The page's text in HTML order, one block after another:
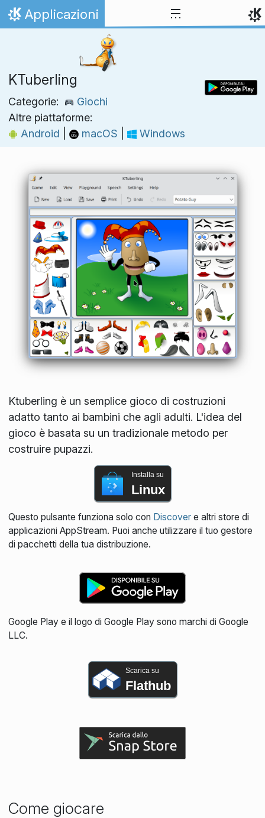
Passa al contenuto
Pagina iniziale
Applicazioni
KTuberling
Categorie:
Giochi
Altre piattaforme:
Android
macOS Windows
Ktuberling è un semplice gioco di costruzioni
adatto tanto ai bambini che agli adulti. L'idea del
gioco è basata su un tradizionale metodo per
costruire pupazzi.
Installa su
Linux
Questo pulsante funziona solo con Discovere altri store di
applicazioni AppStream. Puoi anche utilizzare il tuo gestore
di pacchetti della tua distribuzione.
Google Play e il logo di Google Play sono marchi di Google
LLC.
Scarica su
Flathub
Come giocare